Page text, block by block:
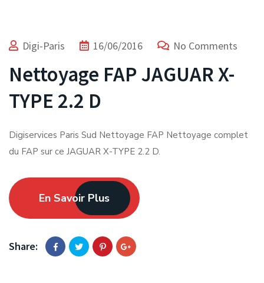
Digi-Paris 16/06/2016 No Comments
Nettoyage FAP JAGUAR X-
TYPE 2.2 D
Digiservices Paris Sud Nettoyage FAP Nettoyage complet
du FAP sur ce JAGUAR X-TYPE 2.2 D.
En Savoir Plus
Share: